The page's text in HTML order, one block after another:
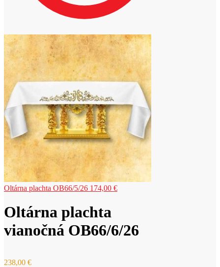
Oltárna plachta OB66/5/26 174,00 €
Oltárna plachta
vianočná OB66/6/26
238,00 €